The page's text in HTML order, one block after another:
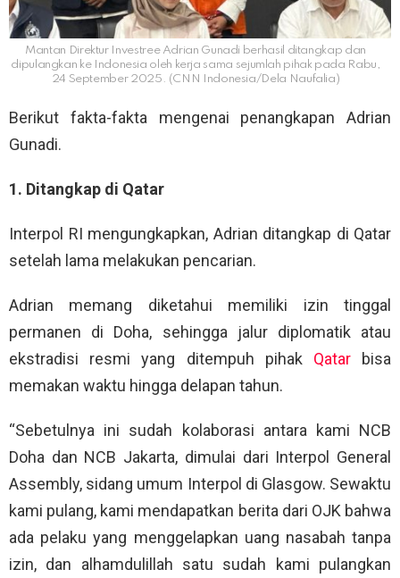
Mantan Direktur Investree Adrian Gunadi berhasil ditangkap dan
dipulangkan ke Indonesia oleh kerja sama sejumlah pihak pada Rabu,
24 September 2025. (CNN Indonesia/Dela Naufalia)
Berikut fakta-fakta mengenai penangkapan Adrian
Gunadi.
1. Ditangkap di Qatar
Interpol RI mengungkapkan, Adrian ditangkap di Qatar
setelah lama melakukan pencarian.
Adrian memang diketahui memiliki izin tinggal
permanen di Doha, sehingga jalur diplomatik atau
ekstradisi resmi yang ditempuh pihak Qatarbisa
memakan waktu hingga delapan tahun.
“Sebetulnya ini sudah kolaborasi antara kami NCB
Doha dan NCB Jakarta, dimulai dari Interpol General
Assembly, sidang umum Interpol di Glasgow. Sewaktu
kami pulang, kami mendapatkan berita dari OJK bahwa
ada pelaku yang menggelapkan uang nasabah tanpa
izin, dan alhamdulillah satu sudah kami pulangkan